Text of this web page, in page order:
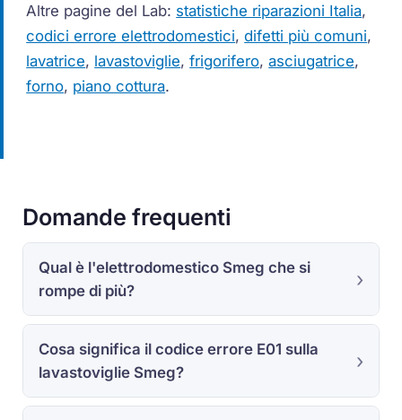
Altre pagine del Lab: statistiche riparazioni Italia,
codici errore elettrodomestici,difetti più comuni,
lavatrice, lavastoviglie,frigorifero,asciugatrice,
forno, piano cottura.
Domande frequenti
Qual è l'elettrodomestico Smeg che si
rompe di più?
Cosa significa il codice errore E01 sulla
lavastoviglie Smeg?